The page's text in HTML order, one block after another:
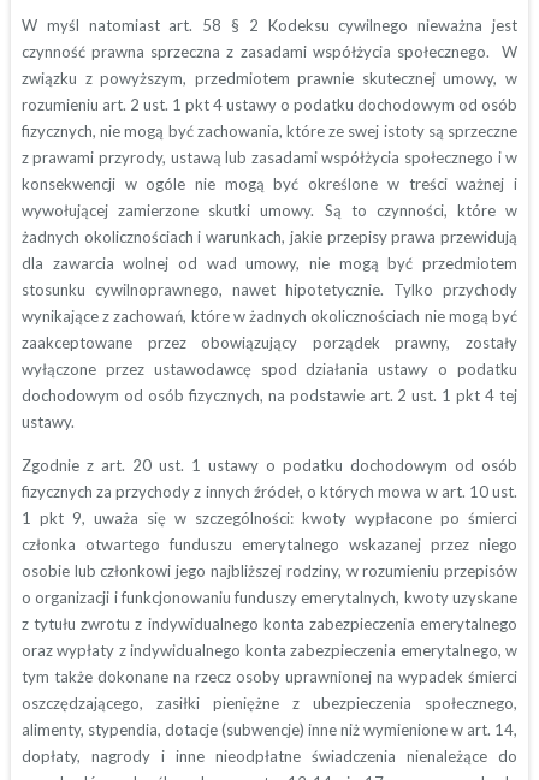
W myśl natomiast art. 58 § 2 Kodeksu cywilnego nieważna jest
czynność prawna sprzeczna z zasadami współżycia społecznego. W
związku z powyższym, przedmiotem prawnie skutecznej umowy, w
rozumieniu art. 2 ust. 1 pkt 4 ustawy o podatku dochodowym od osób
fizycznych, nie mogą być zachowania, które ze swej istoty są sprzeczne
z prawami przyrody, ustawą lub zasadami współżycia społecznego i w
konsekwencji w ogóle nie mogą być określone w treści ważnej i
wywołującej zamierzone skutki umowy. Są to czynności, które w
żadnych okolicznościach i warunkach, jakie przepisy prawa przewidują
dla zawarcia wolnej od wad umowy, nie mogą być przedmiotem
stosunku cywilnoprawnego, nawet hipotetycznie. Tylko przychody
wynikające z zachowań, które w żadnych okolicznościach nie mogą być
zaakceptowane przez obowiązujący porządek prawny, zostały
wyłączone przez ustawodawcę spod działania ustawy o podatku
dochodowym od osób fizycznych, na podstawie art. 2 ust. 1 pkt 4 tej
ustawy.
Zgodnie z art. 20 ust. 1 ustawy o podatku dochodowym od osób
fizycznych za przychody z innych źródeł, o których mowa w art. 10 ust.
1 pkt 9, uważa się w szczególności: kwoty wypłacone po śmierci
członka otwartego funduszu emerytalnego wskazanej przez niego
osobie lub członkowi jego najbliższej rodziny, w rozumieniu przepisów
o organizacji i funkcjonowaniu funduszy emerytalnych, kwoty uzyskane
z tytułu zwrotu z indywidualnego konta zabezpieczenia emerytalnego
oraz wypłaty z indywidualnego konta zabezpieczenia emerytalnego, w
tym także dokonane na rzecz osoby uprawnionej na wypadek śmierci
oszczędzającego, zasiłki pieniężne z ubezpieczenia społecznego,
alimenty, stypendia, dotacje (subwencje) inne niż wymienione w art. 14,
dopłaty, nagrody i inne nieodpłatne świadczenia nienależące do